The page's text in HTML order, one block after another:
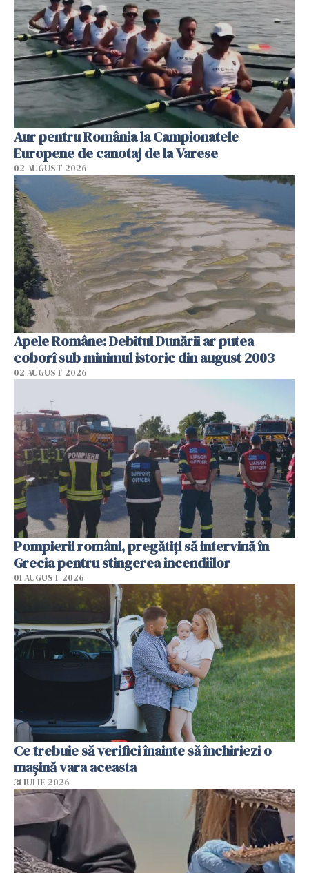
Aur pentru România la Campionatele
Europene de canotaj de la Varese
02 AUGUST 2026
Apele Române: Debitul Dunării ar putea
coborî sub minimul istoric din august 2003
02 AUGUST 2026
Pompierii români, pregătiţi să intervină în
Grecia pentru stingerea incendiilor
01 AUGUST 2026
Ce trebuie să verifici înainte să închiriezi o
mașină vara aceasta
31 IULIE 2026